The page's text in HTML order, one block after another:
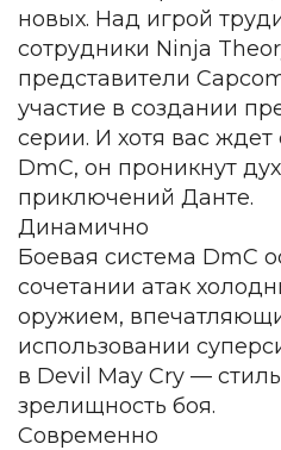
новых. Над игрой
сотрудники Ninja
представители
участие в создании
серии. И хотя вас
DmC, он проникнут
приключений Данте.
Динамично
Боевая система DmC
сочетании атак
оружием,
использовании
в Devil May Cry —
зрелищность боя.
Современно